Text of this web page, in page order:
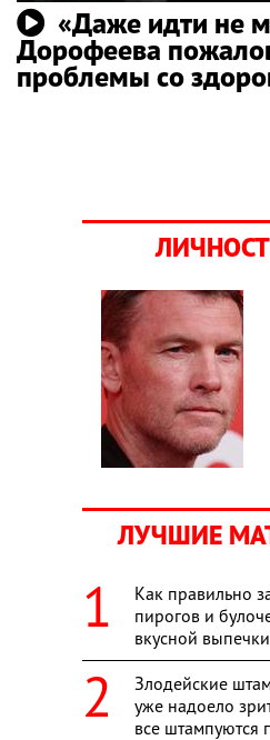
«Даже идти не
Дорофеева
проблемы со
ЛУЧШИЕ
Как правильно
пирогов и
вкусной выпечки
Злодейские
уже надоело
все штампуются